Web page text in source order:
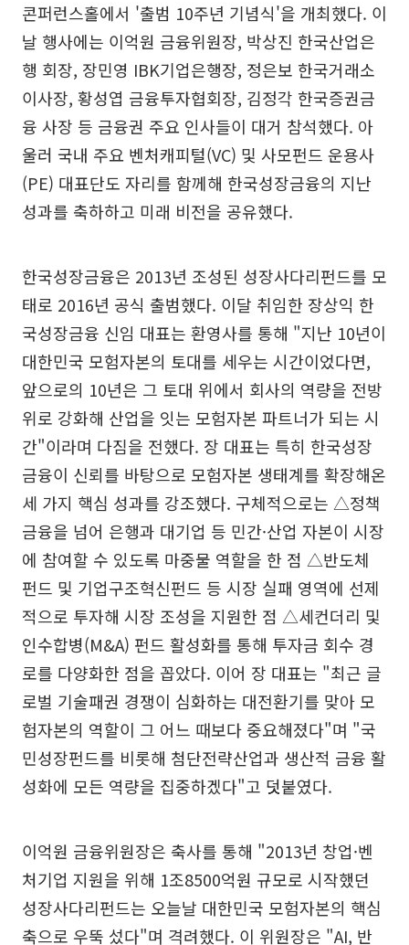
콘퍼런스홀에서 '출범 10주년 기념식'을 개최했다. 이
날 행사에는 이억원 금융위원장, 박상진 한국산업은
행 회장, 장민영 IBK기업은행장, 정은보 한국거래소
이사장, 황성엽 금융투자협회장, 김정각 한국증권금
융 사장 등 금융권 주요 인사들이 대거 참석했다. 아
울러 국내 주요 벤처캐피털(VC) 및 사모펀드 운용사
(PE) 대표단도 자리를 함께해 한국성장금융의 지난
성과를 축하하고 미래 비전을 공유했다.
한국성장금융은 2013년 조성된 성장사다리펀드를 모
태로 2016년 공식 출범했다. 이달 취임한 장상익 한
국성장금융 신임 대표는 환영사를 통해 "지난 10년이
대한민국 모험자본의 토대를 세우는 시간이었다면,
앞으로의 10년은 그 토대 위에서 회사의 역량을 전방
위로 강화해 산업을 잇는 모험자본 파트너가 되는 시
간"이라며 다짐을 전했다. 장 대표는 특히 한국성장
금융이 신뢰를 바탕으로 모험자본 생태계를 확장해온
세 가지 핵심 성과를 강조했다. 구체적으로는 △정책
금융을 넘어 은행과 대기업 등 민간·산업 자본이 시장
에 참여할 수 있도록 마중물 역할을 한 점 △반도체
펀드 및 기업구조혁신펀드 등 시장 실패 영역에 선제
적으로 투자해 시장 조성을 지원한 점 △세컨더리 및
인수합병(M&A) 펀드 활성화를 통해 투자금 회수 경
로를 다양화한 점을 꼽았다. 이어 장 대표는 "최근 글
로벌 기술패권 경쟁이 심화하는 대전환기를 맞아 모
험자본의 역할이 그 어느 때보다 중요해졌다"며 "국
민성장펀드를 비롯해 첨단전략산업과 생산적 금융 활
성화에 모든 역량을 집중하겠다"고 덧붙였다.
이억원 금융위원장은 축사를 통해 "2013년 창업·벤
처기업 지원을 위해 1조8500억원 규모로 시작했던
성장사다리펀드는 오늘날 대한민국 모험자본의 핵심
축으로 우뚝 섰다"며 격려했다. 이 위원장은 "AI, 반